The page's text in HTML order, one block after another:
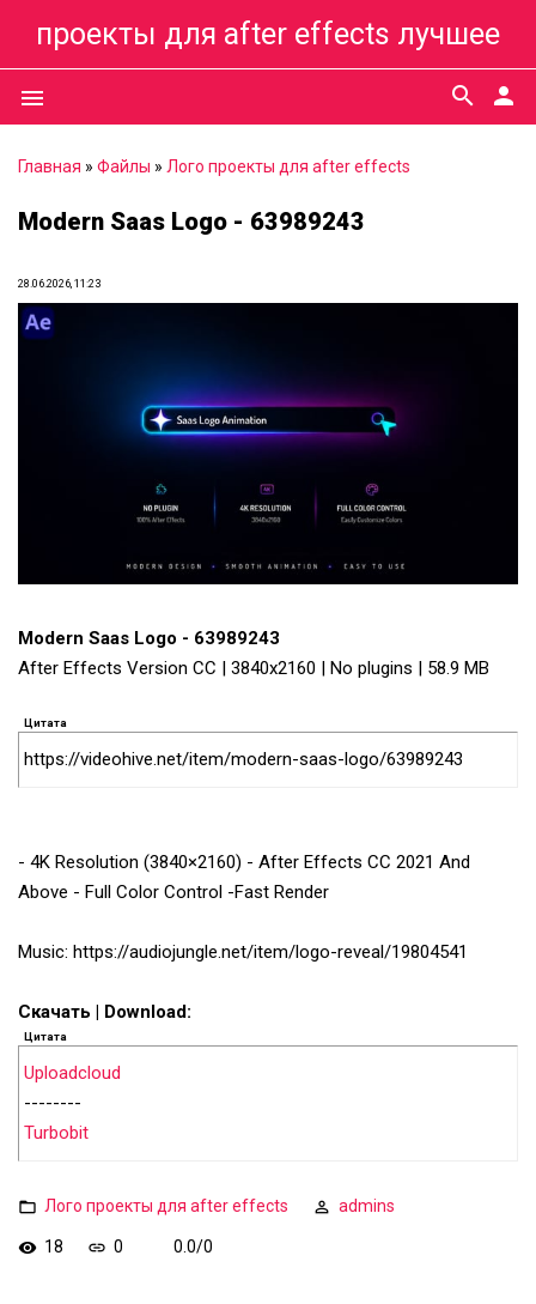
проекты для after effects лучшее
menu person
search
Главная » Файлы » Лого проекты для after effects
Modern Saas Logo - 63989243
28.06.2026, 11:23
Modern Saas Logo - 63989243
After Effects Version CC | 3840x2160 | No plugins | 58.9 MB
Цитата
https://videohive.net/item/modern-saas-logo/63989243
- 4K Resolution (3840×2160) - After Effects CC 2021 And
Above - Full Color Control -Fast Render
Music: https://audiojungle.net/item/logo-reveal/19804541
Скачать | Download:
Цитата
Uploadcloud
--------
Turbobit
Лого проекты для after effects admins
18 0 0.0/0